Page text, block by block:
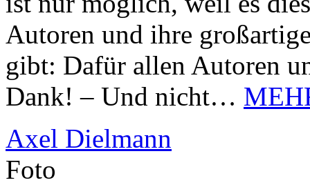
Autoren und ihre
gibt: Dafür allen Autoren
Dank! – Und nicht…
Axel Dielmann
Foto